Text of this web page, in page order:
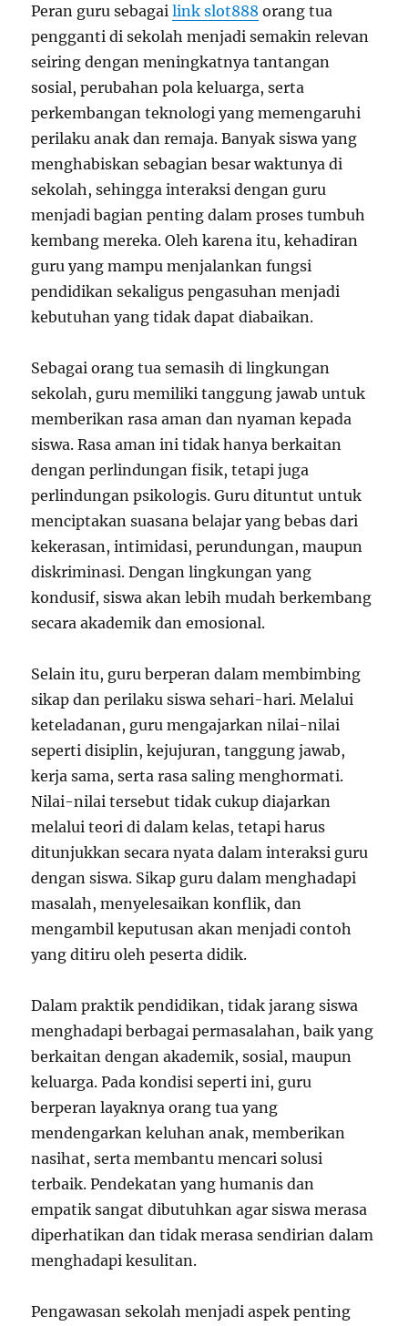
Peran guru sebagailink slot888 orang tua
pengganti di sekolah menjadi semakin relevan
seiring dengan meningkatnya tantangan
sosial, perubahan pola keluarga, serta
perkembangan teknologi yang memengaruhi
perilaku anak dan remaja. Banyak siswa yang
menghabiskan sebagian besar waktunya di
sekolah, sehingga interaksi dengan guru
menjadi bagian penting dalam proses tumbuh
kembang mereka. Oleh karena itu, kehadiran
guru yang mampu menjalankan fungsi
pendidikan sekaligus pengasuhan menjadi
kebutuhan yang tidak dapat diabaikan.
Sebagai orang tua semasih di lingkungan
sekolah, guru memiliki tanggung jawab untuk
memberikan rasa aman dan nyaman kepada
siswa. Rasa aman ini tidak hanya berkaitan
dengan perlindungan fisik, tetapi juga
perlindungan psikologis. Guru dituntut untuk
menciptakan suasana belajar yang bebas dari
kekerasan, intimidasi, perundungan, maupun
diskriminasi. Dengan lingkungan yang
kondusif, siswa akan lebih mudah berkembang
secara akademik dan emosional.
Selain itu, guru berperan dalam membimbing
sikap dan perilaku siswa sehari-hari. Melalui
keteladanan, guru mengajarkan nilai-nilai
seperti disiplin, kejujuran, tanggung jawab,
kerja sama, serta rasa saling menghormati.
Nilai-nilai tersebut tidak cukup diajarkan
melalui teori di dalam kelas, tetapi harus
ditunjukkan secara nyata dalam interaksi guru
dengan siswa. Sikap guru dalam menghadapi
masalah, menyelesaikan konflik, dan
mengambil keputusan akan menjadi contoh
yang ditiru oleh peserta didik.
Dalam praktik pendidikan, tidak jarang siswa
menghadapi berbagai permasalahan, baik yang
berkaitan dengan akademik, sosial, maupun
keluarga. Pada kondisi seperti ini, guru
berperan layaknya orang tua yang
mendengarkan keluhan anak, memberikan
nasihat, serta membantu mencari solusi
terbaik. Pendekatan yang humanis dan
empatik sangat dibutuhkan agar siswa merasa
diperhatikan dan tidak merasa sendirian dalam
menghadapi kesulitan.
Pengawasan sekolah menjadi aspek penting